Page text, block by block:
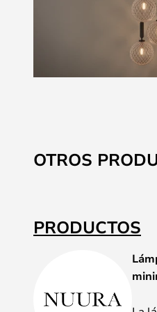
la
OTROS
PRODUCTOS